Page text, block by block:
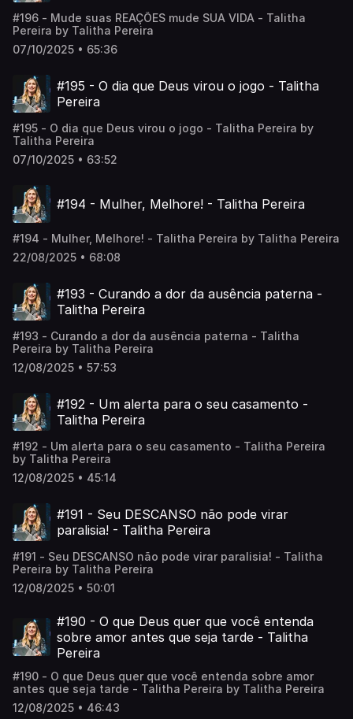
#196 - Mude suas REAÇÕES mude SUA VIDA - Talitha
Pereira by Talitha Pereira
07/10/2025 • 65:36
#195 - O dia que Deus virou o jogo - Talitha
Pereira
#195 - O dia que Deus virou o jogo - Talitha Pereira by
Talitha Pereira
07/10/2025 • 63:52
#194 - Mulher, Melhore! - Talitha Pereira
#194 - Mulher, Melhore! - Talitha Pereira by Talitha Pereira
22/08/2025 • 68:08
#193 - Curando a dor da ausência paterna -
Talitha Pereira
#193 - Curando a dor da ausência paterna - Talitha
Pereira by Talitha Pereira
12/08/2025 • 57:53
#192 - Um alerta para o seu casamento -
Talitha Pereira
#192 - Um alerta para o seu casamento - Talitha Pereira
by Talitha Pereira
12/08/2025 • 45:14
#191 - Seu DESCANSO não pode virar
paralisia! - Talitha Pereira
#191 - Seu DESCANSO não pode virar paralisia! - Talitha
Pereira by Talitha Pereira
12/08/2025 • 50:01
#190 - O que Deus quer que você entenda
sobre amor antes que seja tarde - Talitha
Pereira
#190 - O que Deus quer que você entenda sobre amor
antes que seja tarde - Talitha Pereira by Talitha Pereira
12/08/2025 • 46:43